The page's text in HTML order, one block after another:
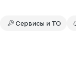
Сервисы и ТО